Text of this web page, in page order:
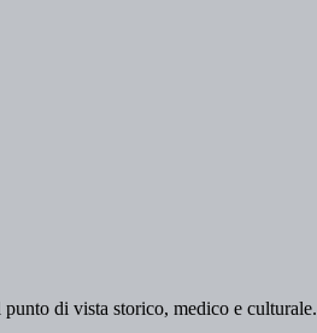
punto di vista storico, medico e culturale.